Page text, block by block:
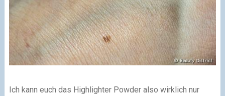
Ich kann euch das Highlighter Powder also wirklich nur